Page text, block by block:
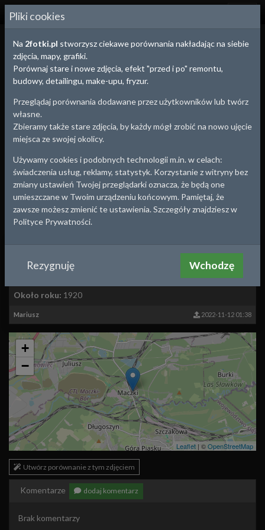
2FOTKI.PL
Sosnowiec, woj.Śląskie
Stacja kolejowa Granica (Maczki)
brak opisu
Około roku: 1920
Mariusz 2022-11-12 01:38
+
−
Leaflet | ©OpenStreetMap
Utwórz porównanie z tym zdjęciem
Komentarze dodaj komentarz
Brak komentarzy
Pliki cookies
Na 2fotki.pl stworzysz ciekawe porównania nakładając na siebie
zdjęcia, mapy, grafiki.
Porównaj stare i nowe zdjęcia, efekt "przed i po" remontu,
budowy, detailingu, make-upu, fryzur.
Przeglądaj porównania dodawane przez użytkowników lub twórz
własne.
Zbieramy także stare zdjęcia, by każdy mógł zrobić na nowo ujęcie
miejsca ze swojej okolicy.
Używamy cookies i podobnych technologii m.in. w celach:
świadczenia usług, reklamy, statystyk. Korzystanie z witryny bez
zmiany ustawień Twojej przeglądarki oznacza, że będą one
umieszczane w Twoim urządzeniu końcowym. Pamiętaj, że
zawsze możesz zmienić te ustawienia. Szczegóły znajdziesz w
Polityce Prywatności.
Rezygnuję Wchodzę